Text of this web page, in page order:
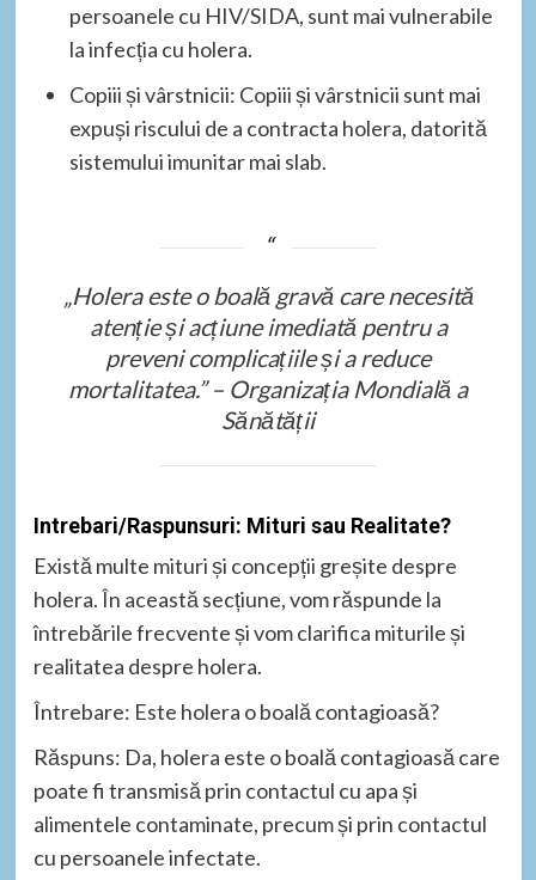
persoanele cu HIV/SIDA, sunt mai vulnerabile
la infecția cu holera.
Copiii și vârstnicii: Copiii și vârstnicii sunt mai
expuși riscului de a contracta holera, datorită
sistemului imunitar mai slab.
„Holera este o boală gravă care necesită
atenție și acțiune imediată pentru a
preveni complicațiile și a reduce
mortalitatea.” – Organizația Mondială a
Sănătății
Intrebari/Raspunsuri: Mituri sau Realitate?
Există multe mituri și concepții greșite despre
holera. În această secțiune, vom răspunde la
întrebările frecvente și vom clarifica miturile și
realitatea despre holera.
Întrebare: Este holera o boală contagioasă?
Răspuns: Da, holera este o boală contagioasă care
poate fi transmisă prin contactul cu apa și
alimentele contaminate, precum și prin contactul
cu persoanele infectate.